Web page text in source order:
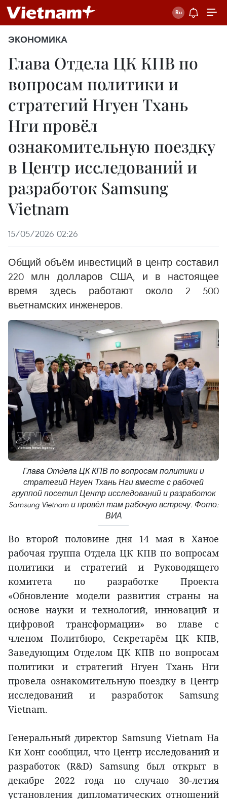
ЭКОНОМИКА
Глава Отдела ЦК КПВ по
вопросам политики и
стратегий Нгуен Тхань
Нги провёл
ознакомительную поездку
в Центр исследований и
разработок Samsung
Vietnam
15/05/2026 02:26
Общий объём инвестиций в центр составил
220 млн долларов США, и в настоящее
время здесь работают около 2 500
вьетнамских инженеров.
Глава Отдела ЦК КПВ по вопросам политики и
стратегий Нгуен Тхань Нги вместе с рабочей
группой посетил Центр исследований и разработок
Samsung Vietnam и провёл там рабочую встречу. Фото:
ВИА
Во второй половине дня 14 мая в Ханое
рабочая группа Отдела ЦК КПВ по вопросам
политики и стратегий и Руководящего
комитета по разработке Проекта
«Обновление модели развития страны на
основе науки и технологий, инноваций и
цифровой трансформации» во главе с
членом Политбюро, Секретарём ЦК КПВ,
Заведующим Отделом ЦК КПВ по вопросам
политики и стратегий Нгуен Тхань Нги
провела ознакомительную поездку в Центр
исследований и разработок Samsung
Vietnam.
Генеральный директор Samsung Vietnam На
Ки Хонг сообщил, что Центр исследований и
разработок (R&D) Samsung был открыт в
декабре 2022 года по случаю 30-летия
установления дипломатических отношений